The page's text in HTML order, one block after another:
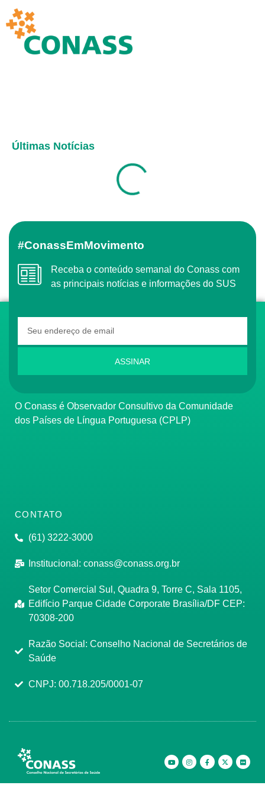
Últimas Notícias
#ConassEmMovimento
Receba o conteúdo semanal do Conass com
as principais notícias e informações do SUS
ASSINAR
O Conass é Observador Consultivo da Comunidade
dos Países de Língua Portuguesa (CPLP)
CONTATO
(61) 3222-3000
Institucional: conass@conass.org.br
Setor Comercial Sul, Quadra 9, Torre C, Sala 1105,
Edifício Parque Cidade Corporate Brasília/DF CEP:
70308-200
Razão Social: Conselho Nacional de Secretários de
Saúde
CNPJ: 00.718.205/0001-07